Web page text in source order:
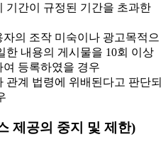
기간이 규정된 기간을 초과한
자의 조작 미숙이나 광고목적으
한 내용의 게시물을 10회 이상
여 등록하였을 경우
관계 법령에 위배된다고 판단되
제공의 중지 및 제한)